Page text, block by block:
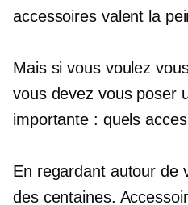
accessoires valent la
Mais si vous voulez
vous devez vous poser
importante : quels
En regardant autour de
des centaines.